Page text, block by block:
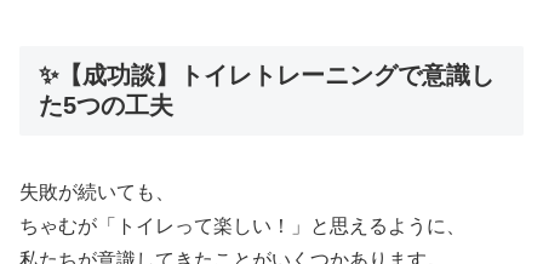
✨【成功談】トイレトレーニングで意識し
た5つの工夫
失敗が続いても、
ちゃむが「トイレって楽しい！」と思えるように、
私たちが意識してきたことがいくつかあります。